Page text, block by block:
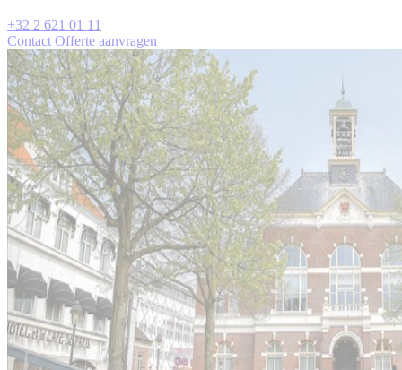
+32 2 621 01 11
Contact Offerte aanvragen